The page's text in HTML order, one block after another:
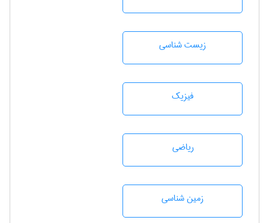
زيست شناسی
فیزیک
رياضی
زمين شناسی